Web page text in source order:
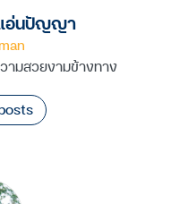
อ่นปัญญา
ามสวยงามข้างทาง